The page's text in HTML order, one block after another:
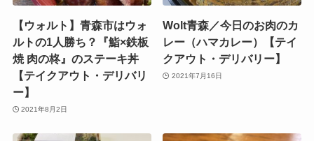
【ウォルト】青森市はウォ
ルトの1人勝ち？『鮨×鉄板
焼 肉の柊』のステーキ丼
【テイクアウト・デリバリ
ー】
2021年8月2日
Wolt青森／今日のお肉のカ
レー（ハマカレー）【テイ
クアウト・デリバリー】
2021年7月16日